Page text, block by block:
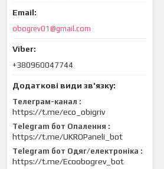
obogrev01@gmail.com
+380960047744
Телеграм-канал
https://t.me/eco_obigriv
Telegram бот Опалення
https://t.me/UKROPaneli_bot
Telegram бот Одяг/електроніка
https://t.me/Ecoobogrev_bot